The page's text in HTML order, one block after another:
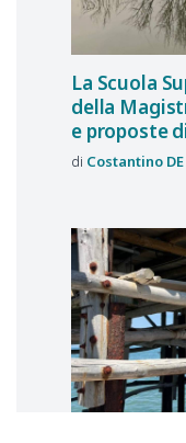
La Scuola
della
e proposte
Costantino